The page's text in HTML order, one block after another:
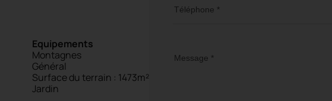
Equipements
Montagnes
Général
Surface du terrain : 1473m²
Jardin
Téléphone *
Message *